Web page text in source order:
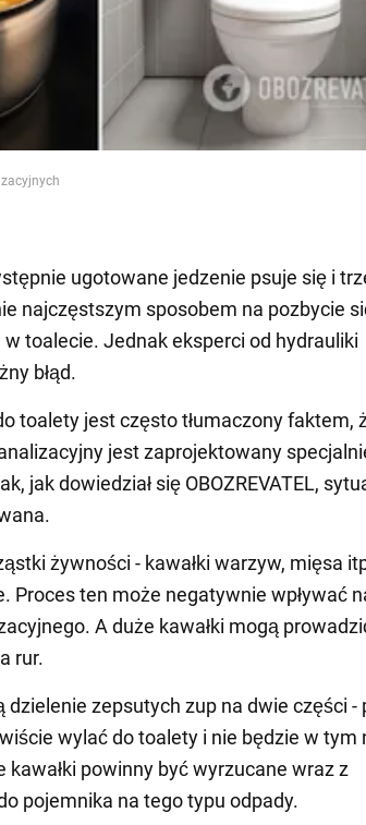
ugotowane jedzenie psuje się i
najczęstszym sposobem na pozbycie
w toalecie. Jednak eksperci od hydrauliki
błąd.
toalety jest często tłumaczony faktem,
jest zaprojektowany
jak dowiedział się OBOZREVATEL,
żywności - kawałki warzyw, mięsa
Proces ten może negatywnie wpływać
A duże kawałki mogą
rur.
zepsutych zup na dwie części -
wylać do toalety i nie będzie w tym
kawałki powinny być wyrzucane wraz z
pojemnika na tego typu odpady.